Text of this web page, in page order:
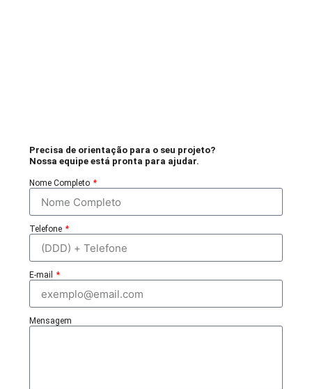
Precisa de orientação para o seu projeto?
Nossa equipe está pronta para ajudar.
Nome Completo
Telefone
E-mail
Mensagem